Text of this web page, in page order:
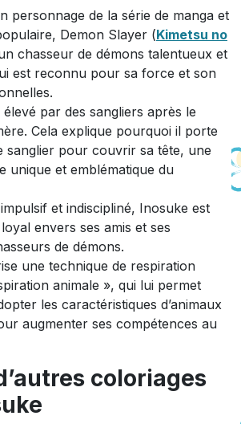
personnage de la série de manga et
Demon Slayer (Kimetsu no
chasseur de démons talentueux et
est reconnu pour sa force et son
par des sangliers après le
Cela explique pourquoi il porte
sanglier pour couvrir sa tête, une
unique et emblématique du
impulsif et indiscipliné, Inosuke est
envers ses amis et ses
de démons.
une technique de respiration
animale », qui lui permet
les caractéristiques d’animaux
augmenter ses compétences au
coloriages